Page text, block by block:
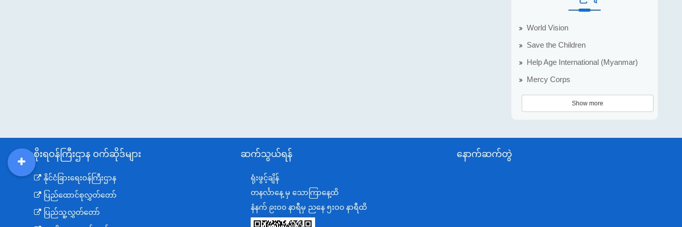
World Vision
Save the Children
Help Age International (Myanmar)
Mercy Corps
Show more
အစိုးရဝန်ကြီးဌာန ဝက်ဆိုဒ်များ
နိုင်ငံခြားရေးဝန်ကြီးဌာန
ပြည်ထောင်စုလွှတ်တော်
ပြည်သူ့လွှတ်တော်
ဆက်သွယ်ရန်
ရုံးဖွင့်ချိန်
တနင်္လာနေ့ မှ သောကြာနေ့ထိ
နံနက် ၉းဝ၀ နာရီမှ ညနေ ၅းဝ၀ နာရီထိ
နောက်ဆက်တွဲ
DDM